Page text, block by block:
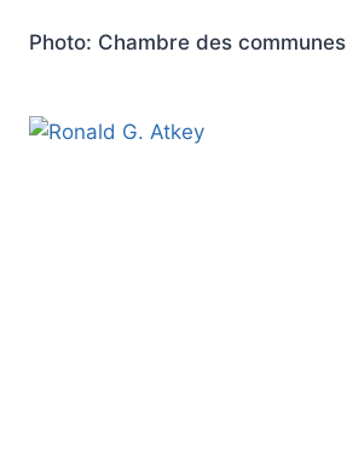
Photo: Chambre des communes